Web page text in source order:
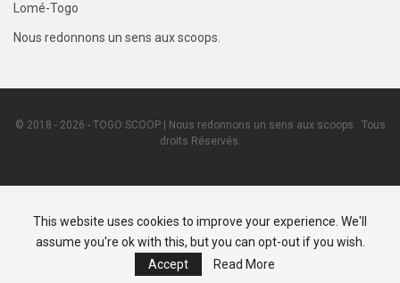
Lomé-Togo
Nous redonnons un sens aux scoops.
© 2018 - 2026 - TOGO SCOOP | Nous redonnons un sens aux scoops.. Tous
droits Réservés.
This website uses cookies to improve your experience. We'll
assume you're ok with this, but you can opt-out if you wish.
Accept
Read More